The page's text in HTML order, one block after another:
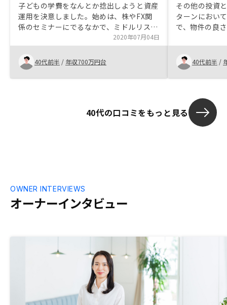
子どもの学費をなんとか捻出しようと資産
運用を決意しました。始めは、株やFX関
係のセミナーにでるなかで、ミドルリスク
ミドルリターンの不動産投資に出会いまし
た。何社かセミナーに参加する中で、不動
産投資の仕組みを学び、リスクとリターン
について理解し、リノシーさんと出会いむ
した。最終的に物件を決めるときは、会社
っとスムーズであれば！友人にも勧めやす
2020年07月04日
40代前半 / 年収700万円台
その他の投資
ターンにおい
で、物件の良
も追い風であ
機能などを考
その他投資)に
るといい
40代前半 /
40代の口コミをもっと見る
オーナーインタビュー
OWNER INTERVIEWS